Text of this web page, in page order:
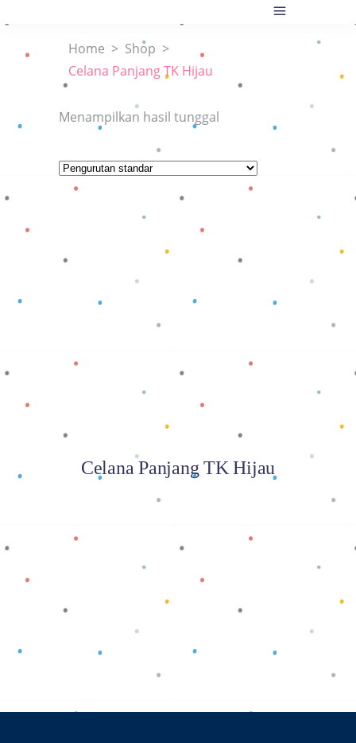
Home > Shop >
Celana Panjang TK Hijau
Menampilkan hasil tunggal
Baca selengkapnya
Celana Panjang TK Hijau